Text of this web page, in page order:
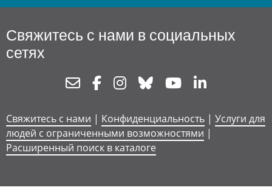
Свяжитесь с нами в социальных
сетях
NewsletterFacebookInstagram
Bluesky Youtube
Свяжитесь с нами | Конфиденциальность | Услуги для
людей с ограниченными возможностями |
Расширенный поиск в каталоге